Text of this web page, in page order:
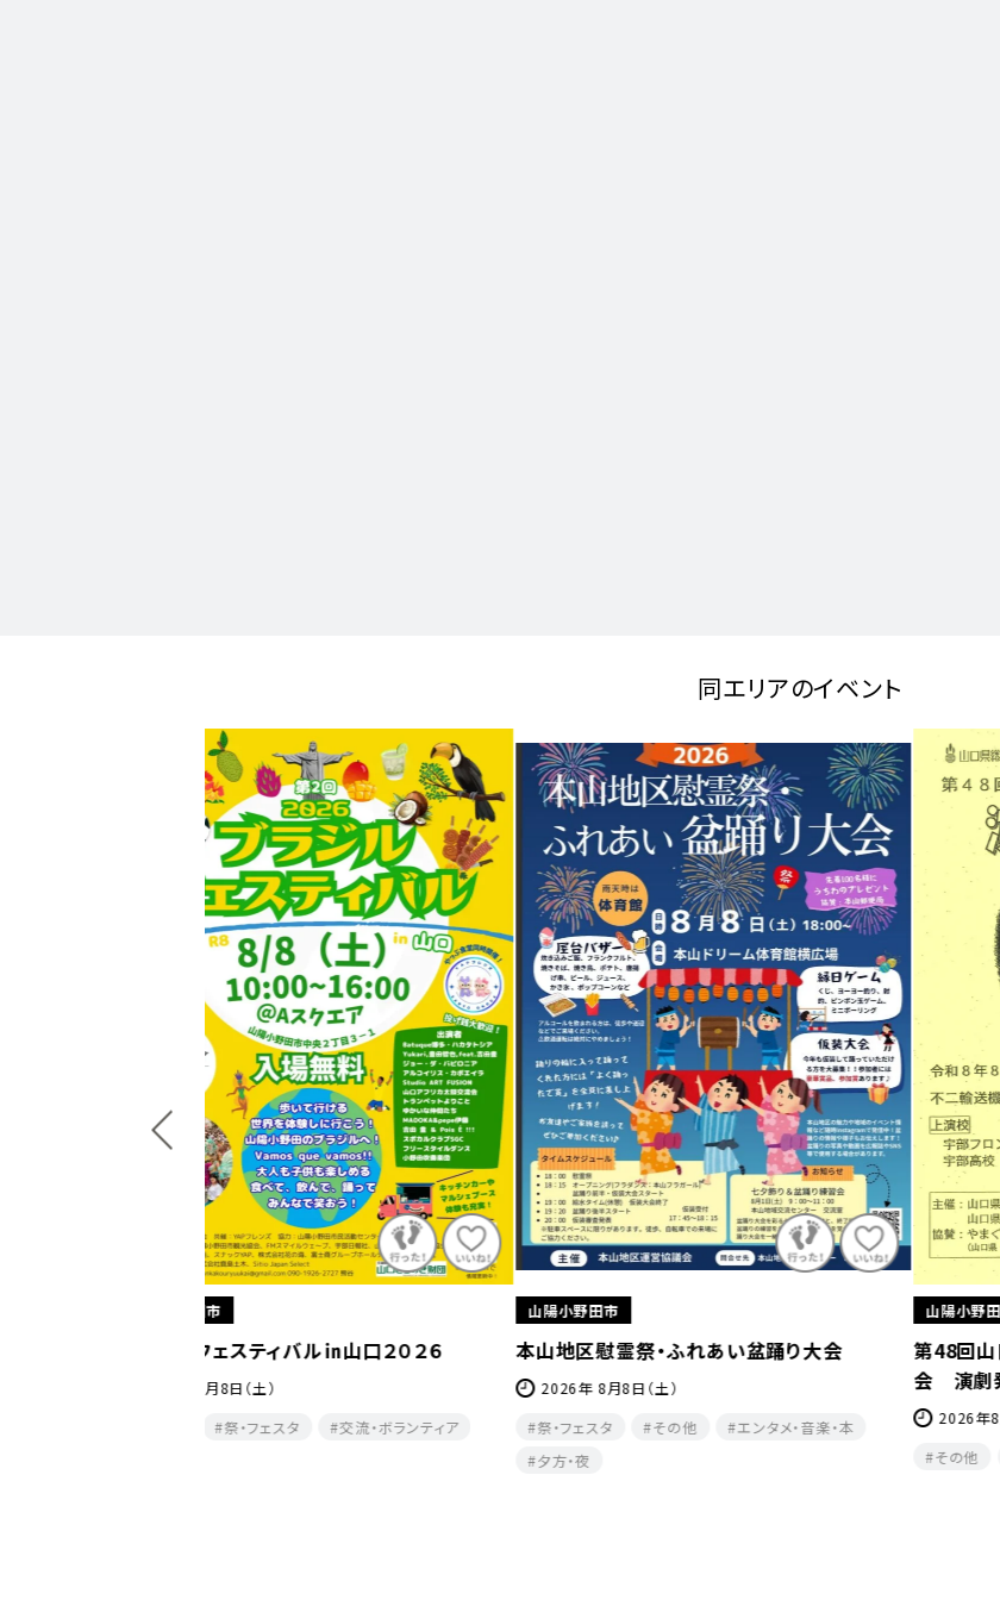
同エリアのイベント
山陽小野田市
本山地区慰霊祭・ふれあい盆踊り大会
2026年 8月8日（土）
祭・フェスタ
その他
エンタメ・音楽・本
山陽小野田市
第48回山口県宇部地区高等学校演劇協議
会 演劇発表会
2026年8月8日（土）